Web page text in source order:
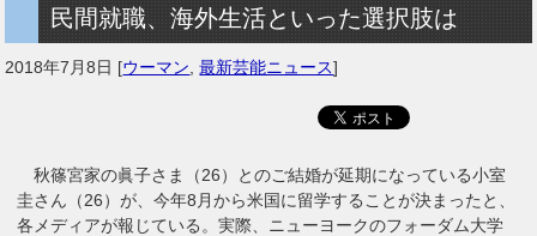
民間就職、海外生活といった選択肢は
2018年7月8日 [ウーマン ,最新芸能ニュース]
秋篠宮家の眞子さま（26）とのご結婚が延期になっている小室
圭さん（26）が、今年8月から米国に留学することが決まったと、
各メディアが報じている。実際、ニューヨークのフォーダム大学